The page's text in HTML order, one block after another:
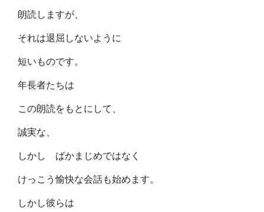
朗読しますが、
それは退屈しないように
短いものです。
年長者たちは
この朗読をもとにして、
誠実な、
しかし ばかまじめではなく
けっこう愉快な会話も始めます。
しかし彼らは